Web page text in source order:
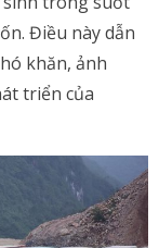
Điều này dẫn
khăn, ảnh
triển của